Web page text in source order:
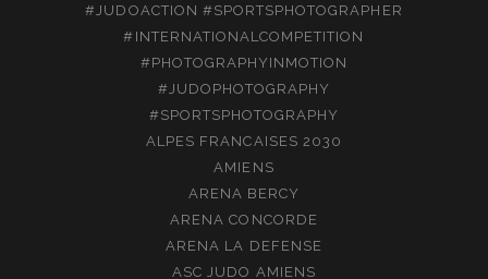
#JUDOACTION #SPORTSPHOTOGRAPHER
#INTERNATIONALCOMPETITION
#PHOTOGRAPHYINMOTION
#JUDOPHOTOGRAPHY
#SPORTSPHOTOGRAPHY
ALPES FRANCAISES 2030
AMIENS
ARENA BERCY
ARENA CONCORDE
ARENA LA DEFENSE
ASC JUDO AMIENS